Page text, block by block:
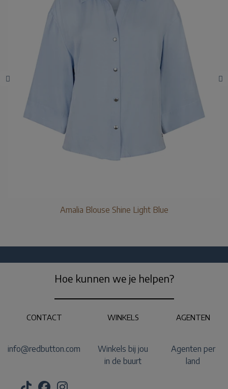
Amalia Blouse Shine Light Blue
Hoe kunnen we je helpen?
CONTACT
info@redbutton.com
WINKELS
Winkels bij jou
in de buurt
AGENTEN
Agenten per
land